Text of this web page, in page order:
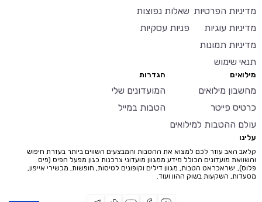
מדיניות הפרטיות
מדיניות עוגיות
מדיניות תמונות
תנאי שימוש
שאלות נפוצות
פניות עסקיות
מילואים
מחשבון מילואים
כרטיס פייטר
עולם ההטבות למילואים
הגדרות
המועדונים שלי
הטבות במייל
עלינו
קלאב האב עוזר לכם למצוא את ההטבות והמבצעים השווים ביותר בעזרת חיפוש
והשוואת מועדונים הכולל מידע ממגוון מועדוני צרכנות כגון מפעל הפיס (פיס
פלוס), ישראכראט הטבות, מגוון דילים וקופונים לטיסות, חופשות, מכשירי אייפון,
מסעדות, השקעות בשוק ההון ועוד.